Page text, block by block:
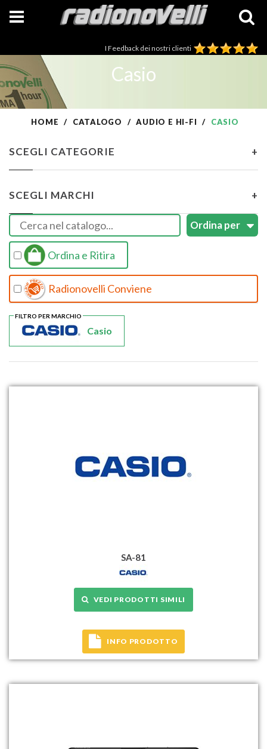
I Feedback dei nostri clienti
Casio
HOME CATALOGO AUDIO E HI-FI CASIO
SCEGLI CATEGORIE +
SCEGLI MARCHI +
Ordina e Ritira
Radionovelli Conviene
Casio
FILTRO PER MARCHIO
SA-81
VEDI PRODOTTI SIMILI
INFO PRODOTTO